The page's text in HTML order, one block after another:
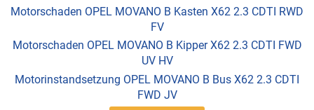
Motorschaden OPEL MOVANO B Kasten X62 2.3 CDTI RWD
FV
Motorschaden OPEL MOVANO B Kipper X62 2.3 CDTI FWD
UV HV
Motorinstandsetzung OPEL MOVANO B Bus X62 2.3 CDTI
FWD JV